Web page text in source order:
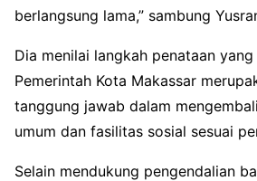
berlangsung lama,” sambung
Dia menilai langkah penataan
Pemerintah Kota Makassar
tanggung jawab dalam
umum dan fasilitas sosial sesuai
Selain mendukung pengendalian